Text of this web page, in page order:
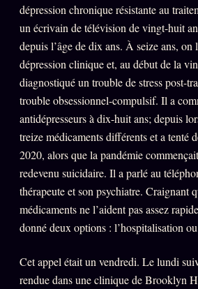
dépression chronique résistante au
un écrivain de télévision de vingt-huit
depuis l’âge de dix ans. À seize ans,
dépression clinique et, au début de la
diagnostiqué un trouble de stress post-
trouble obsessionnel-compulsif. Il a
antidépresseurs à dix-huit ans; depuis
treize médicaments différents et a tenté
2020, alors que la pandémie
redevenu suicidaire. Il a parlé au
thérapeute et son psychiatre. Craignant
médicaments ne l’aident pas assez
donné deux options : l’hospitalisation
Cet appel était un vendredi. Le lundi
rendue dans une clinique de Brooklyn